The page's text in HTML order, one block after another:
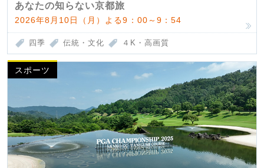
あなたの知らない京都旅
2026年8月10日（月）よる9：00～9：54
四季 伝統・文化 ４K・高画質
スポーツ